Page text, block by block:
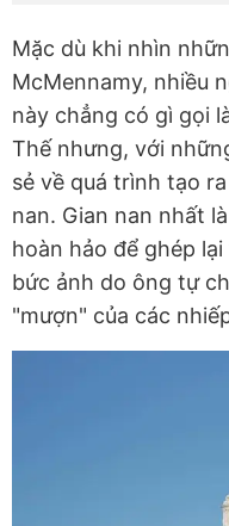
Mặc dù khi nhìn
McMennamy, nhiều
này chẳng có gì gọi
Thế nhưng, với
sẻ về quá trình tạo
nan. Gian nan nhất
hoàn hảo để ghép
bức ảnh do ông tự
"mượn" của các